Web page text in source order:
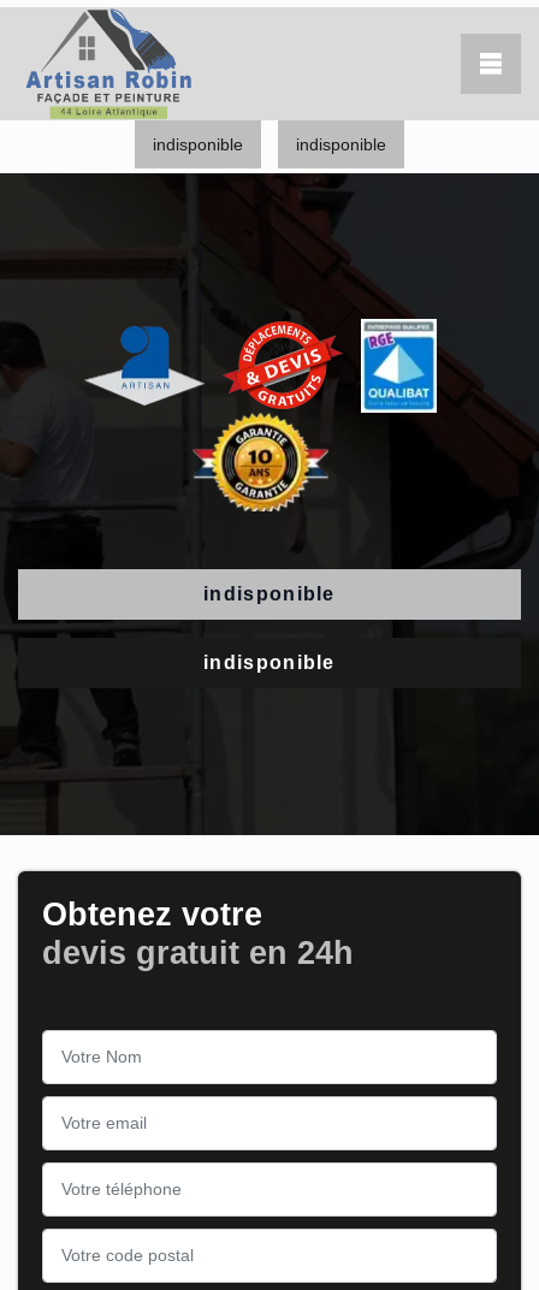
indisponible indisponible
indisponible
indisponible
Obtenez votre
devis gratuit en 24h